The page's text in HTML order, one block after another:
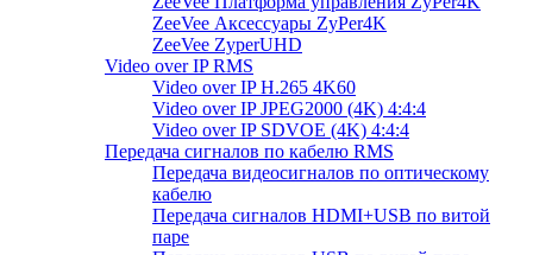
ZeeVee Аксессуары ZyPer4K
ZeeVee ZyperUHD
Video over IP RMS
Video over IP H.265 4K60
Video over IP JPEG2000 (4K) 4:4:4
Video over IP SDVOE (4K) 4:4:4
Передача сигналов по кабелю RMS
Передача видеосигналов по оптическому
кабелю
Передача сигналов HDMI+USB по витой
паре